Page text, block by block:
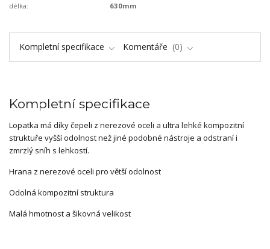
délka:
630mm
Kompletní specifikace Komentáře 0
Kompletní specifikace
Lopatka má díky čepeli z nerezové oceli a ultra lehké kompozitní
struktuře vyšší odolnost než jiné podobné nástroje a odstraní i
zmrzlý sníh s lehkostí.
Hrana z nerezové oceli pro větší odolnost
Odolná kompozitní struktura
Malá hmotnost a šikovná velikost